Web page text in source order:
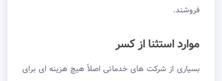
فروشند.
موارد استثنا از کسر
بسیاری از شرکت های خدماتی اصلاً هیچ هزینه ای برای